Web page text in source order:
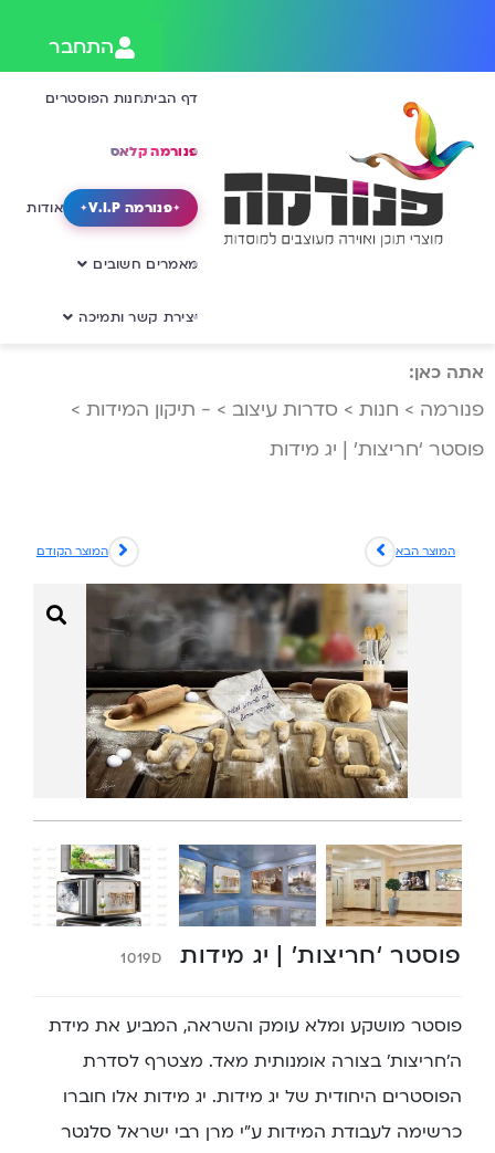
התחבר
דף הביתחנות הפוסטרים
פנורמה קלאס
פנורמה V.I.P אודות
מאמרים חשובים
יצירת קשר ותמיכה
אתה כאן:
פנורמה > חנות > סדרות עיצוב > - תיקון המידות >
פוסטר ‘חריצות’ | יג מידות
המוצר הקודם המוצר הבא
פוסטר ‘חריצות’ | יג מידות 1019D
פוסטר מושקע ומלא עומק והשראה, המביע את מידת
ה’חריצות’ בצורה אומנותית מאד. מצטרף לסדרת
הפוסטרים היחודית של יג מידות. יג מידות אלו חוברו
כרשימה לעבודת המידות ע”י מרן רבי ישראל סלנטר